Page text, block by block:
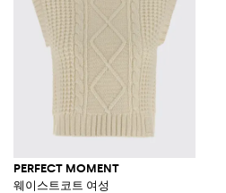
PERFECT MOMENT
웨이스트코트 여성